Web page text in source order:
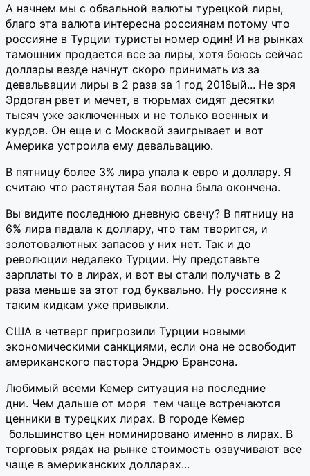
А начнем мы с обвальной валюты турецкой лиры,
благо эта валюта интересна россиянам потому что
россияне в Турции туристы номер один! И на рынках
тамошних продается все за лиры, хотя боюсь сейчас
доллары везде начнут скоро принимать из за
девальвации лиры в 2 раза за 1 год 2018ый... Не зря
Эрдоган рвет и мечет, в тюрьмах сидят десятки
тысяч уже заключенных и не только военных и
курдов. Он еще и с Москвой заигрывает и вот
Америка устроила ему девальвацию.
В пятницу более 3% лира упала к евро и доллару. Я
считаю что растянутая 5ая волна была окончена.
Вы видите последнюю дневную свечу? В пятницу на
6% лира падала к доллару, что там творится, и
золотовалютных запасов у них нет. Так и до
революции недалеко Турции. Ну представьте
зарплаты то в лирах, и вот вы стали получать в 2
раза меньше за этот год буквально. Ну россияне к
таким кидкам уже привыкли.
США в четверг пригрозили Турции новыми
экономическими санкциями, если она не освободит
американского пастора Эндрю Брансона.
Любимый всеми Кемер ситуация на последние
дни. Чем дальше от моря тем чаще встречаются
ценники в турецких лирах. В городе Кемер
большинство цен номинировано именно в лирах. В
торговых рядах на рынке стоимость озвучивают все
чаще в американских долларах...